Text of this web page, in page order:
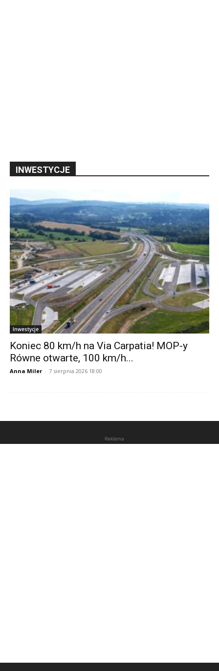
INWESTYCJE
Inwestycje
Koniec 80 km/h na Via Carpatia! MOP-y
Równe otwarte, 100 km/h...
Anna Miler - 7 sierpnia 2026 18:00
Reklama